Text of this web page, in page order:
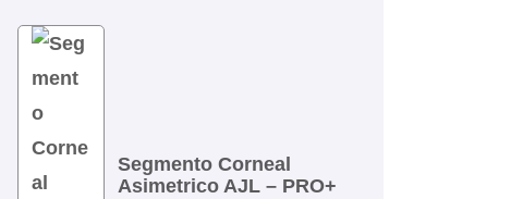
Segmento Corneal
Asimetrico AJL – PRO+